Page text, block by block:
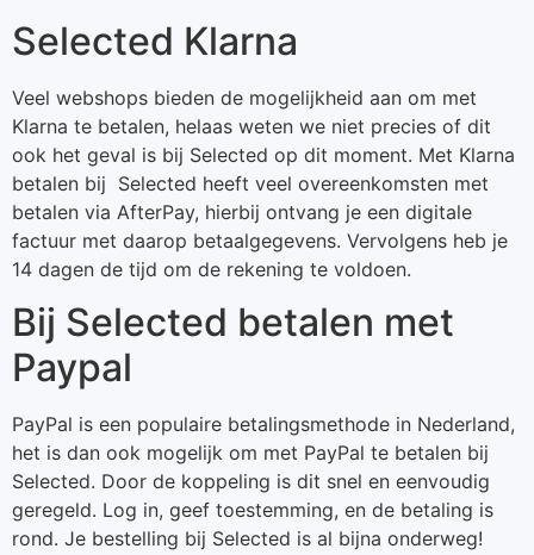
Selected Klarna
Veel webshops bieden de mogelijkheid aan om met
Klarna te betalen, helaas weten we niet precies of dit
ook het geval is bij Selected op dit moment. Met Klarna
betalen bij Selected heeft veel overeenkomsten met
betalen via AfterPay, hierbij ontvang je een digitale
factuur met daarop betaalgegevens. Vervolgens heb je
14 dagen de tijd om de rekening te voldoen.
Bij Selected betalen met
Paypal
PayPal is een populaire betalingsmethode in Nederland,
het is dan ook mogelijk om met PayPal te betalen bij
Selected. Door de koppeling is dit snel en eenvoudig
geregeld. Log in, geef toestemming, en de betaling is
rond. Je bestelling bij Selected is al bijna onderweg!